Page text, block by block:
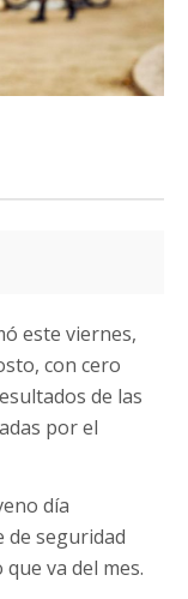
este viernes,
con cero
de las
por el
día
de seguridad
va del mes.